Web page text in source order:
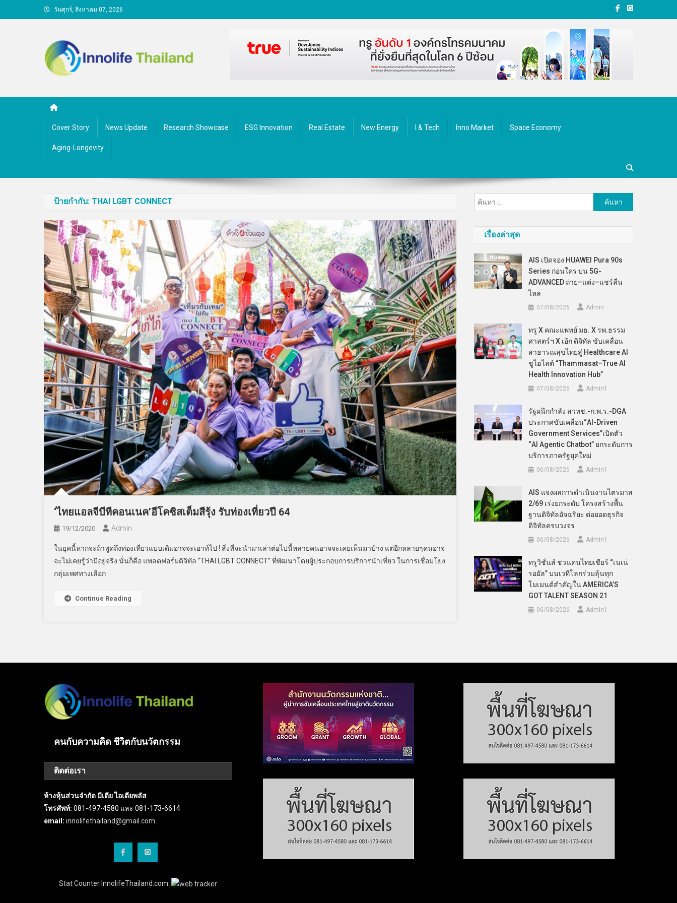
to
วันศุกร์, สิงหาคม 07, 2026
Cover Story News Update Research Showcase ESG Innovation Real Estate New Energy I & Tech Inno Market Space Economy
Aging-Longevity
ป้ายกำกับ: THAI LGBT CONNECT
‘ไทยแอลจีบีทีคอนเนค’อีโคซิสเต็มสีรุ้ง รับท่องเที่ยวปี 64
19/12/2020 Admin
ในยุคนี้หากจะถ้าพูดถึงท่องเที่ยวแบบเดิมอาจจะเอาท์ไป ! สิ่งที่จะนำมาเล่าต่อไปนี้หลายคนอาจจะเคยเห็นมาบ้าง แต่อีกหลายๆคนอาจ
จะไม่เคยรู้ว่ามีอยู่จริง นั่นก็คือ แพลตฟอร์มดิจิทัล “THAI LGBT CONNECT” ที่พัฒนาโดยผู้ประกอบการบริการนำเที่ยว ในการเชื่อมโยง
กลุ่มเพศทางเลือก
Continue Reading
ค้นหา
สำหรับ:
เรื่องล่าสุด
AIS เปิดจอง HUAWEI Pura 90s
Series ก่อนใคร บน 5G-
ADVANCED ถ่าย–แต่ง–แชร์ลื่น
ไหล
07/08/2026 Admin
ทรู X คณะแพทย์ มธ. X รพ.ธรรม
ศาสตร์ฯ X เอ้ก ดิจิทัล ขับเคลื่อน
สาธารณสุขไทยสู่ Healthcare AI
ชูไฮไลต์ “Thammasat–True AI
Health Innovation Hub”
07/08/2026 Admin​1
รัฐผนึกกำลัง สวทช.-ก.พ.ร.-DGA
ประกาศขับเคลื่อน“AI-Driven
Government Services”เปิดตัว
“AI Agentic Chatbot” ยกระดับการ
บริการภาครัฐยุคใหม่
06/08/2026 Admin​1
AIS แจงผลการดำเนินงานไตรมาส
2/69 เร่งยกระดับ โครงสร้างพื้น
ฐานดิจิทัลอัจฉริยะ ต่อยอดธุรกิจ
ดิจิทัลครบวงจร
06/08/2026 Admin​1
ทรูวิชั่นส์ ชวนคนไทยเชียร์ “เนเน่
รอยัล” บนเวทีโลกร่วมลุ้นทุก
โมเมนต์สำคัญใน AMERICA’S
GOT TALENT SEASON 21
06/08/2026 Admin​1
คนกับความคิด ชีวิตกับนวัตกรรม
ติดต่อเรา
ห้างหุ้นส่วนจำกัด มีเดีย ไอเดียพลัส
โทรศัพท์: 081-497-4580 และ 081-173-6614
email: innolifethailand@gmail.com
Stat Counter InnolifeThailand.com: